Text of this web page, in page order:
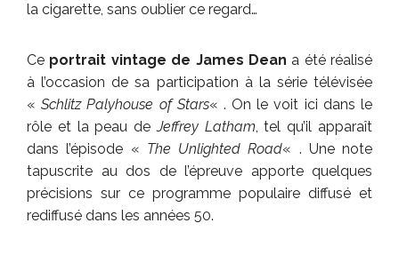
la cigarette, sans oublier ce regard…
Ce portrait vintage de James Dean a été réalisé
à l’occasion de sa participation à la série télévisée
«Schlitz Palyhouse of Stars« . On le voit ici dans le
rôle et la peau deJeffrey Latham, tel qu’il apparaît
dans l’épisode « The Unlighted Road« . Une note
tapuscrite au dos de l’épreuve apporte quelques
précisions sur ce programme populaire diffusé et
rediffusé dans les années 50.